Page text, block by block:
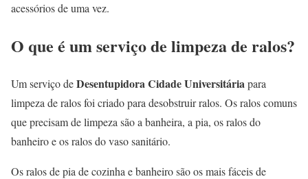
acessórios de uma vez.
O que é um serviço de limpeza de ralos?
Um serviço deDesentupidora Cidade Universitáriapara
limpeza de ralos foi criado para desobstruir ralos. Os ralos comuns
que precisam de limpeza são a banheira, a pia, os ralos do
banheiro e os ralos do vaso sanitário.
Os ralos de pia de cozinha e banheiro são os mais fáceis de